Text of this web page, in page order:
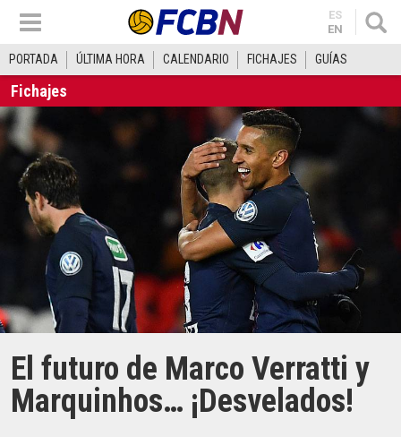
ES
EN
PORTADA ÚLTIMA HORA CALENDARIO FICHAJES GUÍAS
Fichajes
El futuro de Marco Verratti y
Marquinhos… ¡Desvelados!